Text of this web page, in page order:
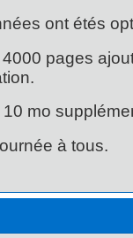
ont étés
pages
mo
à tous.